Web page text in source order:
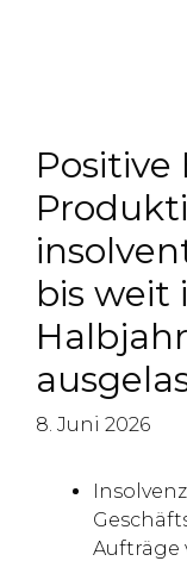
bis weit
8. Juni 2026
Aufträge